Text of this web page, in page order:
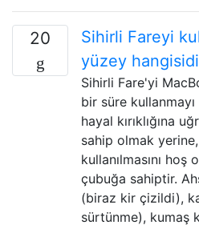
20
Sihirli Fareyi
yüzey
Sihirli Fare'yi
bir süre
hayal kırıklığına
sahip olmak
kullanılmasını
çubuğa sahiptir.
(biraz kir çizildi),
sürtünme), kumaş